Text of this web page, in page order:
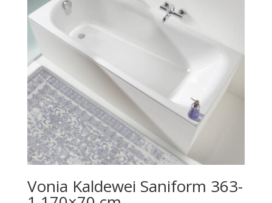
Vonia Kaldewei Saniform 363-